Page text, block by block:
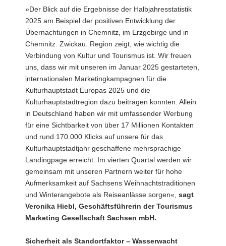
»Der Blick auf die Ergebnisse der Halbjahresstatistik
2025 am Beispiel der positiven Entwicklung der
Übernachtungen in Chemnitz, im Erzgebirge und in
Chemnitz. Zwickau. Region zeigt, wie wichtig die
Verbindung von Kultur und Tourismus ist. Wir freuen
uns, dass wir mit unseren im Januar 2025 gestarteten,
internationalen Marketingkampagnen für die
Kulturhauptstadt Europas 2025 und die
Kulturhauptstadtregion dazu beitragen konnten. Allein
in Deutschland haben wir mit umfassender Werbung
für eine Sichtbarkeit von über 17 Millionen Kontakten
und rund 170.000 Klicks auf unsere für das
Kulturhauptstadtjahr geschaffene mehrsprachige
Landingpage erreicht. Im vierten Quartal werden wir
gemeinsam mit unseren Partnern weiter für hohe
Aufmerksamkeit auf Sachsens Weihnachtstraditionen
und Winterangebote als Reiseanlässe sorgen«, sagt
Veronika Hiebl, Geschäftsführerin der Tourismus
Marketing Gesellschaft Sachsen mbH.
Sicherheit als Standortfaktor – Wasserwacht